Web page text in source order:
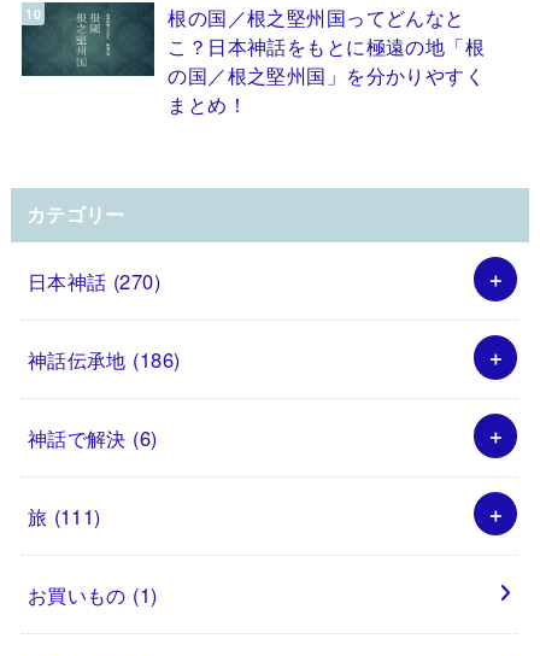
根の国／根之堅州国ってどんなと
こ？日本神話をもとに極遠の地「根
の国／根之堅州国」を分かりやすく
まとめ！
カテゴリー
日本神話 (270)
神話伝承地 (186)
神話で解決 (6)
旅 (111)
お買いもの (1)